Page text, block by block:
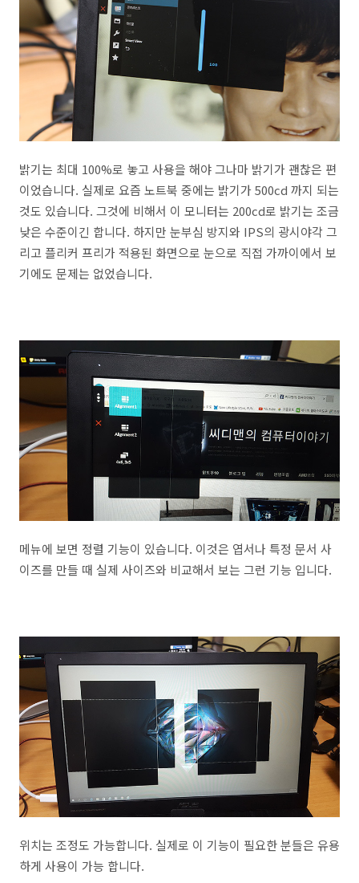
밝기는 최대 100%로 놓고 사용을 해야 그나마 밝기가 괜찮은 편
이었습니다. 실제로 요즘 노트북 중에는 밝기가 500cd 까지 되는
것도 있습니다. 그것에 비해서 이 모니터는 200cd로 밝기는 조금
낮은 수준이긴 합니다. 하지만 눈부심 방지와 IPS의 광시야각 그
리고 플리커 프리가 적용된 화면으로 눈으로 직접 가까이에서 보
기에도 문제는 없었습니다.
메뉴에 보면 정렬 기능이 있습니다. 이것은 엽서나 특정 문서 사
이즈를 만들 때 실제 사이즈와 비교해서 보는 그런 기능 입니다.
위치는 조정도 가능합니다. 실제로 이 기능이 필요한 분들은 유용
하게 사용이 가능 합니다.